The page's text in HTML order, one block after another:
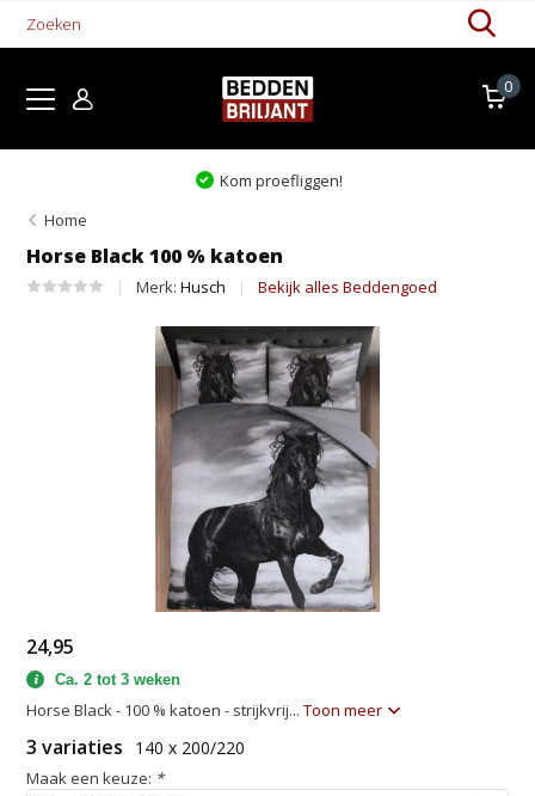
0
Kom proefliggen!
Home
Horse Black 100 % katoen
Merk:Husch Bekijk alles Beddengoed
24,95
Ca. 2 tot 3 weken
Horse Black - 100 % katoen - strijkvrij...Toon meer
3 variaties 140 x 200/220
Maak een keuze: *